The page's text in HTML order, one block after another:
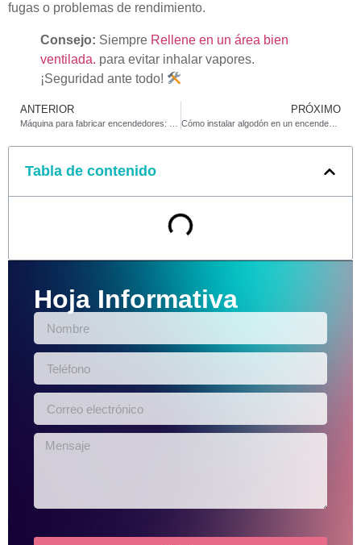
fugas o problemas de rendimiento.
Consejo: Siempre Rellene en un área bien
ventilada. para evitar inhalar vapores.
¡Seguridad ante todo!
ANTERIOR PRÓXIMO
Cómo instalar algodón en un encendedor para un rendimiento óptimo
Tabla de contenido
Hoja Informativa